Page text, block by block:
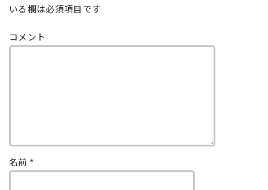
いる欄は必須項目です
コメント
名前 *